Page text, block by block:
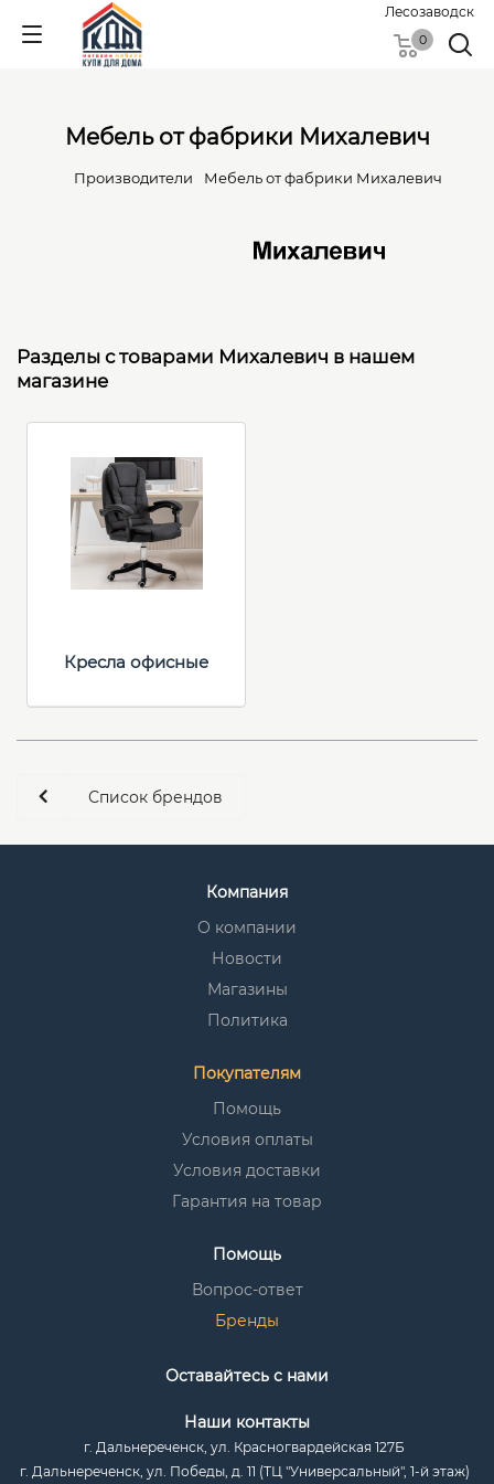
Лесозаводск
0
Мебель от фабрики Михалевич
Производители Мебель от фабрики Михалевич
Разделы с товарами Михалевич в нашем
магазине
Кресла офисные
Список брендов
Компания
О компании
Новости
Магазины
Политика
Покупателям
Помощь
Условия оплаты
Условия доставки
Гарантия на товар
Помощь
Вопрос-ответ
Бренды
Оставайтесь с нами
Наши контакты
г. Дальнереченск, ул. Красногвардейская 127Б
г. Дальнереченск, ул. Победы, д. 11 (ТЦ "Универсальный", 1-й этаж)